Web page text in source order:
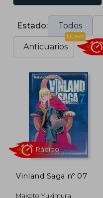
Estado: Todos
Anticuarios
Nuevo
Vinland Saga nº 07
Makoto Yukimura